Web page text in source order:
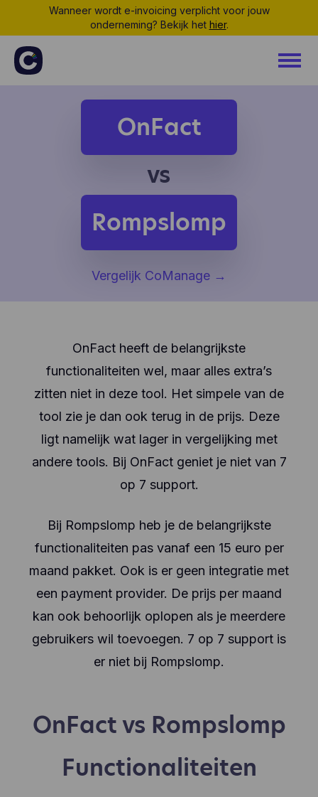
Wanneer wordt e-invoicing verplicht voor jouw
onderneming? Bekijk het hier.
OnFact
vs
Rompslomp
Vergelijk CoManage →
OnFact heeft de belangrijkste
functionaliteiten wel, maar alles extra’s
zitten niet in deze tool. Het simpele van de
tool zie je dan ook terug in de prijs. Deze
ligt namelijk wat lager in vergelijking met
andere tools. Bij OnFact geniet je niet van 7
op 7 support.
Bij Rompslomp heb je de belangrijkste
functionaliteiten pas vanaf een 15 euro per
maand pakket. Ook is er geen integratie met
een payment provider. De prijs per maand
kan ook behoorlijk oplopen als je meerdere
gebruikers wil toevoegen. 7 op 7 support is
er niet bij Rompslomp.
OnFact vs Rompslomp
Functionaliteiten